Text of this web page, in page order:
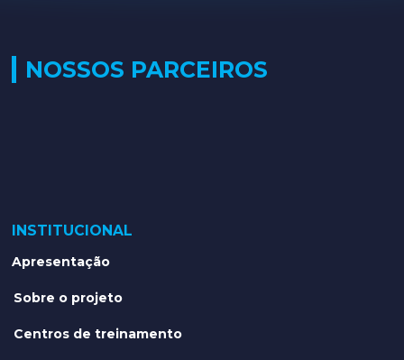
NOSSOS PARCEIROS
INSTITUCIONAL
Apresentação
Sobre o projeto
Centros de treinamento